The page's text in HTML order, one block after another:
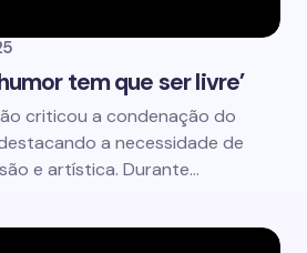
tem que ser livre’
criticou a condenação do
a necessidade de
e artística. Durante…